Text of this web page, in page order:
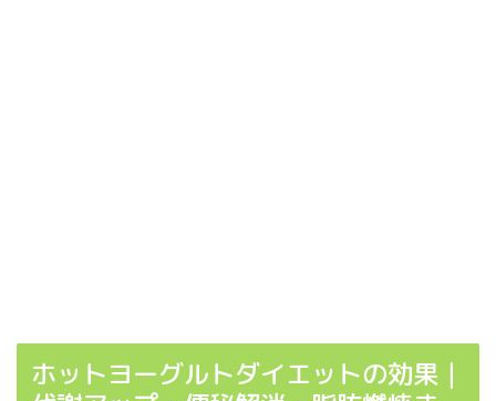
ホットヨーグルトダイエットの効果｜